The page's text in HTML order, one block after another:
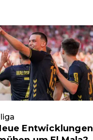
Entwicklungen